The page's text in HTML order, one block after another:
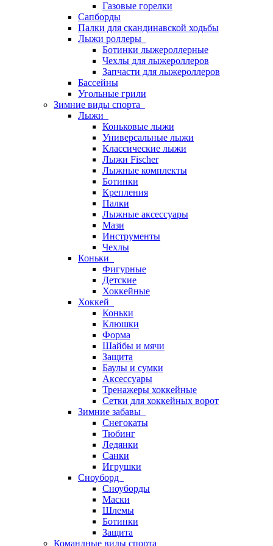
Газовые горелки
Сапборды
Палки для скандинавской ходьбы
Лыжи роллеры
Ботинки лыжероллерные
Чехлы для лыжероллеров
Запчасти для лыжероллеров
Бассейны
Угольные грили
Зимние виды спорта
Лыжи
Коньковые лыжи
Универсальные лыжи
Классические лыжи
Лыжи Fischer
Лыжные комплекты
Ботинки
Крепления
Палки
Лыжные аксессуары
Мази
Инструменты
Чехлы
Коньки
Фигурные
Детские
Хоккейные
Хоккей
Коньки
Клюшки
Форма
Шайбы и мячи
Защита
Баулы и сумки
Аксессуары
Тренажеры хоккейные
Сетки для хоккейных ворот
Зимние забавы
Снегокаты
Тюбинг
Ледянки
Санки
Игрушки
Сноуборд
Сноуборды
Маски
Шлемы
Ботинки
Защита
Командные виды спорта